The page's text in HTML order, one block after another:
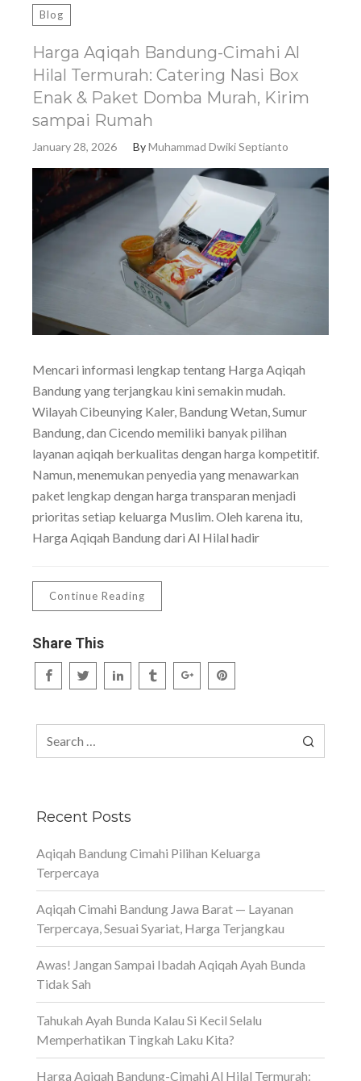
Blog
Harga Aqiqah Bandung-Cimahi Al
Hilal Termurah: Catering Nasi Box
Enak & Paket Domba Murah, Kirim
sampai Rumah
January 28, 2026 ByMuhammad Dwiki Septianto
Mencari informasi lengkap tentang Harga Aqiqah
Bandung yang terjangkau kini semakin mudah.
Wilayah Cibeunying Kaler, Bandung Wetan, Sumur
Bandung, dan Cicendo memiliki banyak pilihan
layanan aqiqah berkualitas dengan harga kompetitif.
Namun, menemukan penyedia yang menawarkan
paket lengkap dengan harga transparan menjadi
prioritas setiap keluarga Muslim. Oleh karena itu,
Harga Aqiqah Bandung dari Al Hilal hadir
Continue Reading
Share This
Recent Posts
Aqiqah Bandung Cimahi Pilihan Keluarga
Terpercaya
Aqiqah Cimahi Bandung Jawa Barat — Layanan
Terpercaya, Sesuai Syariat, Harga Terjangkau
Awas! Jangan Sampai Ibadah Aqiqah Ayah Bunda
Tidak Sah
Tahukah Ayah Bunda Kalau Si Kecil Selalu
Memperhatikan Tingkah Laku Kita?
Harga Aqiqah Bandung-Cimahi Al Hilal Termurah: